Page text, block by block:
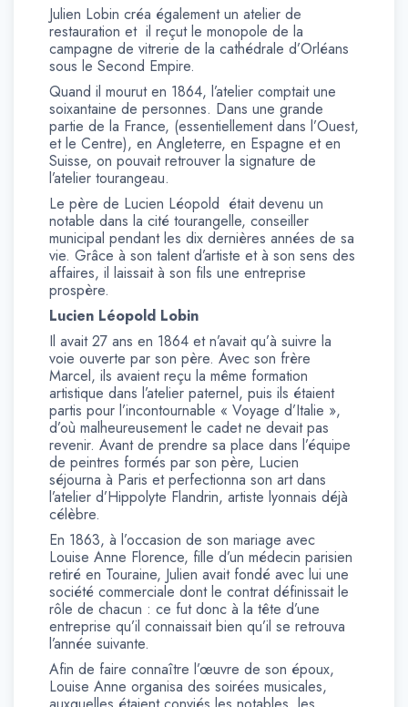
Julien Lobin créa également un atelier de
restauration et il reçut le monopole de la
campagne de vitrerie de la cathédrale d’Orléans
sous le Second Empire.
Quand il mourut en 1864, l’atelier comptait une
soixantaine de personnes. Dans une grande
partie de la France, (essentiellement dans l’Ouest,
et le Centre), en Angleterre, en Espagne et en
Suisse, on pouvait retrouver la signature de
l’atelier tourangeau.
Le père de Lucien Léopold était devenu un
notable dans la cité tourangelle, conseiller
municipal pendant les dix dernières années de sa
vie. Grâce à son talent d’artiste et à son sens des
affaires, il laissait à son fils une entreprise
prospère.
Lucien Léopold Lobin
Il avait 27 ans en 1864 et n’avait qu’à suivre la
voie ouverte par son père. Avec son frère
Marcel, ils avaient reçu la même formation
artistique dans l’atelier paternel, puis ils étaient
partis pour l’incontournable « Voyage d’Italie »,
d’où malheureusement le cadet ne devait pas
revenir. Avant de prendre sa place dans l’équipe
de peintres formés par son père, Lucien
séjourna à Paris et perfectionna son art dans
l’atelier d’Hippolyte Flandrin, artiste lyonnais déjà
célèbre.
En 1863, à l’occasion de son mariage avec
Louise Anne Florence, fille d’un médecin parisien
retiré en Touraine, Julien avait fondé avec lui une
société commerciale dont le contrat définissait le
rôle de chacun : ce fut donc à la tête d’une
entreprise qu’il connaissait bien qu’il se retrouva
l’année suivante.
Afin de faire connaître l’œuvre de son époux,
Louise Anne organisa des soirées musicales,